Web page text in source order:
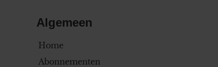
Algemeen
Home
Abonnementen